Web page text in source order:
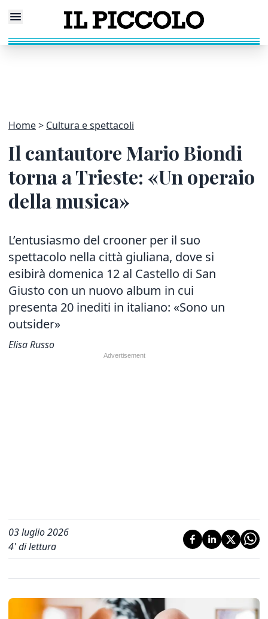
Home Cultura e spettacoli
Il cantautore Mario Biondi
torna a Trieste: «Un operaio
della musica»
L’entusiasmo del crooner per il suo
spettacolo nella città giuliana, dove si
esibirà domenica 12 al Castello di San
Giusto con un nuovo album in cui
presenta 20 inediti in italiano: «Sono un
outsider»
Elisa Russo
03 luglio 2026
4' di lettura